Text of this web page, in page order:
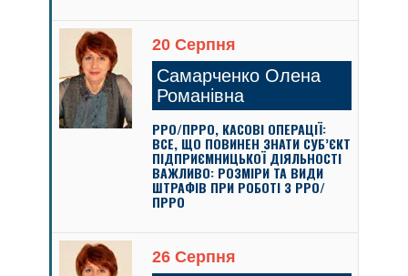
20 Серпня
Самарченко Олена
Романівна
РРО/ПРРО, КАСОВІ ОПЕРАЦІЇ:
ВСЕ, ЩО ПОВИНЕН ЗНАТИ СУБ’ЄКТ
ПІДПРИЄМНИЦЬКОЇ ДІЯЛЬНОСТІ
ВАЖЛИВО: РОЗМІРИ ТА ВИДИ
ШТРАФІВ ПРИ РОБОТІ З РРО/
ПРРО
26 Серпня